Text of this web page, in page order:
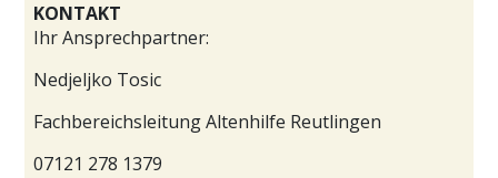
KONTAKT
Ihr Ansprechpartner:
Nedjeljko Tosic
Fachbereichsleitung Altenhilfe Reutlingen
07121 278 1379